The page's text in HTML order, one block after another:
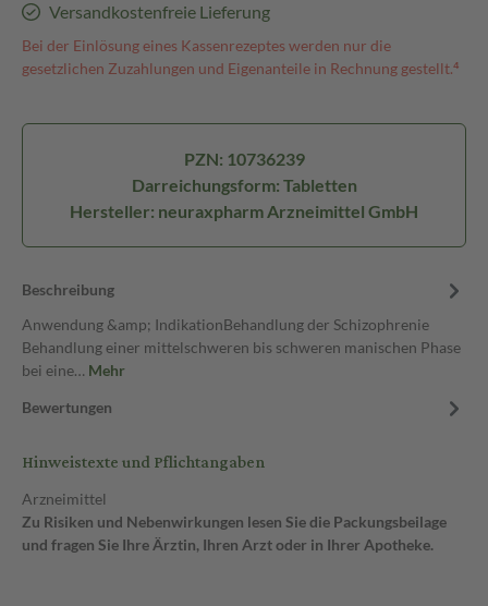
Versandkostenfreie Lieferung
Bei der Einlösung eines Kassenrezeptes werden nur die
gesetzlichen Zuzahlungen und Eigenanteile in Rechnung gestellt.⁴
PZN: 10736239
Darreichungsform: Tabletten
Hersteller: neuraxpharm Arzneimittel GmbH
Beschreibung
Anwendung &amp; IndikationBehandlung der Schizophrenie
Behandlung einer mittelschweren bis schweren manischen Phase
bei eine… Mehr
Bewertungen
Hinweistexte und Pflichtangaben
Arzneimittel
Zu Risiken und Nebenwirkungen lesen Sie die Packungsbeilage
und fragen Sie Ihre Ärztin, Ihren Arzt oder in Ihrer Apotheke.